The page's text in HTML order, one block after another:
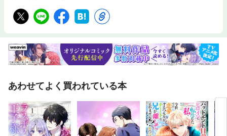
あわせてよく買われている本